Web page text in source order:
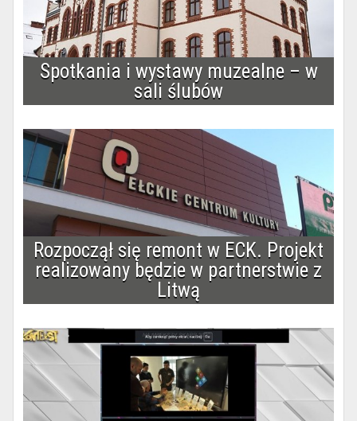
Spotkania i wystawy muzealne – w
sali ślubów
Rozpoczął się remont w ECK. Projekt
realizowany będzie w partnerstwie z
Litwą